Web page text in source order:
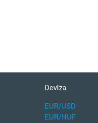
Deviza
EUR/USD
EUR/HUF